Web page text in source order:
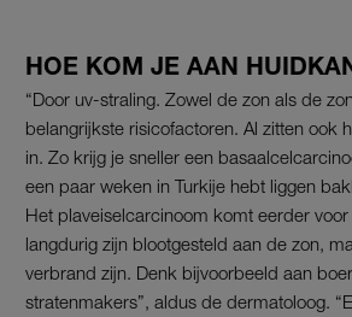
HOE KOM JE AAN
“Door uv-straling. Zowel de zon als de
belangrijkste risicofactoren. Al zitten ook
in. Zo krijg je sneller een
een paar weken in Turkije hebt liggen
Het plaveiselcarcinoom komt eerder
langdurig zijn blootgesteld aan de zon,
verbrand zijn. Denk bijvoorbeeld aan
stratenmakers”, aldus de dermatoloog.